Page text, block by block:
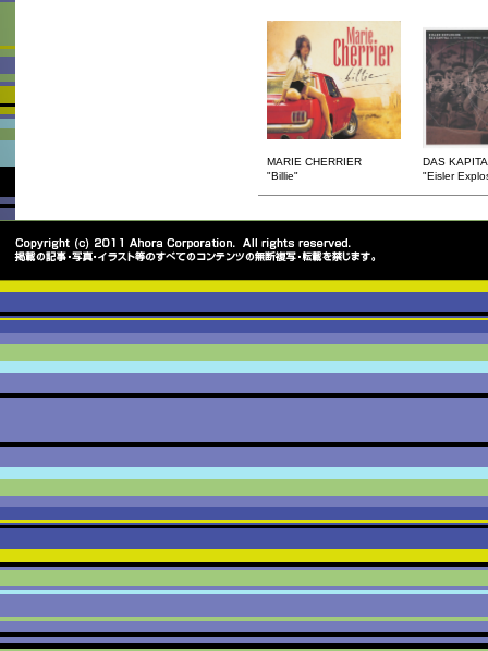
MARIE CHERRIER
"Billie"
DAS
"Eisler